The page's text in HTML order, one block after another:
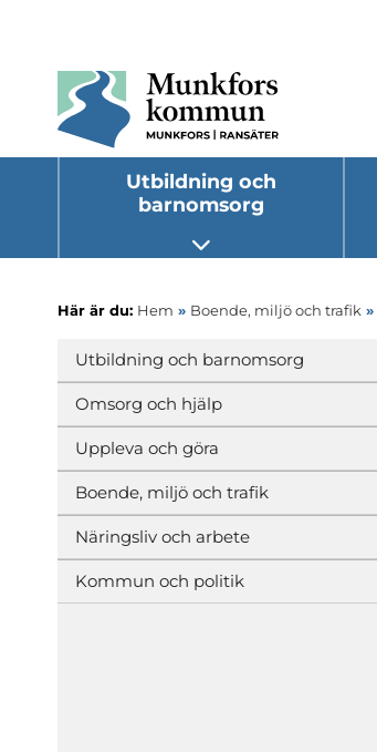
Utbildning och
barnomsorg
Öppna undermeny
Här är du: Hem » Boende, miljö och trafik »
Utbildning och barnomsorg
Omsorg och hjälp
Uppleva och göra
Boende, miljö och trafik
Näringsliv och arbete
Kommun och politik